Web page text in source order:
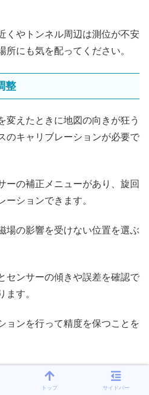
くやトンネル周辺は測位が不安
所にも気を配ってください。
整
変えたときに地図の向きが狂う
のキャリブレーションが必要で
ーの補正メニューがあり、旋回
ーションできます。
場の影響を受けない位置を選ぶ
センサーの傾きや誤差を確認で
ます。
ョンを行って精度を保つことを
トップ サイドバー